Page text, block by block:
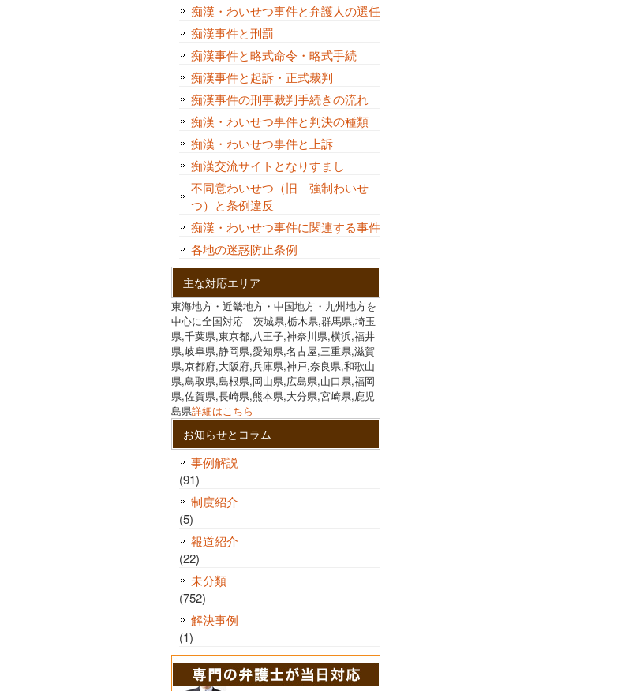
痴漢・わいせつ事件と弁護人の選任
痴漢事件と刑罰
痴漢事件と略式命令・略式手続
痴漢事件と起訴・正式裁判
痴漢事件の刑事裁判手続きの流れ
痴漢・わいせつ事件と判決の種類
痴漢・わいせつ事件と上訴
痴漢交流サイトとなりすまし
不同意わいせつ（旧 強制わいせ
つ）と条例違反
痴漢・わいせつ事件に関連する事件
各地の迷惑防止条例
主な対応エリア
東海地方・近畿地方・中国地方・九州地方を
中心に全国対応 茨城県,栃木県,群馬県,埼玉
県,千葉県,東京都,八王子,神奈川県,横浜,福井
県,岐阜県,静岡県,愛知県,名古屋,三重県,滋賀
県,京都府,大阪府,兵庫県,神戸,奈良県,和歌山
県,鳥取県,島根県,岡山県,広島県,山口県,福岡
県,佐賀県,長崎県,熊本県,大分県,宮崎県,鹿児
島県詳細はこちら
お知らせとコラム
事例解説
(91)
制度紹介
(5)
報道紹介
(22)
未分類
(752)
解決事例
(1)